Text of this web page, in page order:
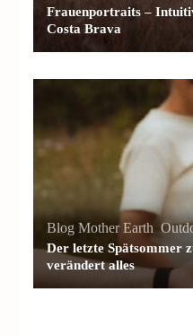
Frauenportraits –
Costa Brava
Blog Mother Earth,
Der letzte Spätsommer
verändert alles